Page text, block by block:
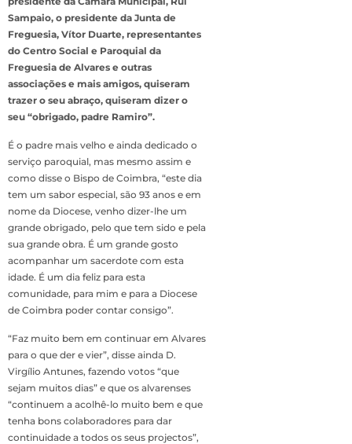
Sampaio, o presidente da Junta de
Freguesia, Vítor Duarte, representantes
do Centro Social e Paroquial da
Freguesia de Alvares e outras
associações e mais amigos, quiseram
trazer o seu abraço, quiseram dizer o
seu “obrigado, padre Ramiro”.
É o padre mais velho e ainda dedicado o
serviço paroquial, mas mesmo assim e
como disse o Bispo de Coimbra, “este dia
tem um sabor especial, são 93 anos e em
nome da Diocese, venho dizer-lhe um
grande obrigado, pelo que tem sido e pela
sua grande obra. É um grande gosto
acompanhar um sacerdote com esta
idade. É um dia feliz para esta
comunidade, para mim e para a Diocese
de Coimbra poder contar consigo”.
“Faz muito bem em continuar em Alvares
para o que der e vier”, disse ainda D.
Virgílio Antunes, fazendo votos “que
sejam muitos dias” e que os alvarenses
“continuem a acolhê-lo muito bem e que
tenha bons colaboradores para dar
continuidade a todos os seus projectos”,